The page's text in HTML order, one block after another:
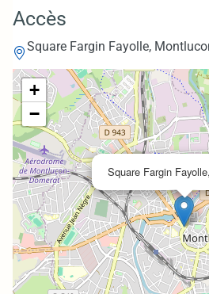
Accès
Square Fargin Fayolle,
Square Fargin
+
−